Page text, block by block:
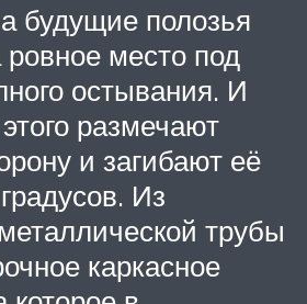
будущие полозья
место под
остывания. И
размечают
и загибают её
Из
трубы
каркасное